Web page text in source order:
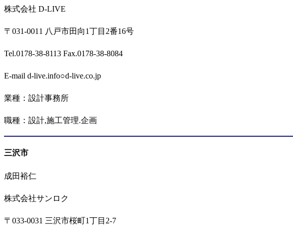
株式会社 D-LIVE
〒031-0011 八戸市田向1丁目2番16号
Tel.0178-38-8113 Fax.0178-38-8084
E-mail d-live.info○d-live.co.jp
業種：設計事務所
職種：設計,施工管理.企画
三沢市
成田裕仁
株式会社サンロク
〒033-0031 三沢市桜町1丁目2-7